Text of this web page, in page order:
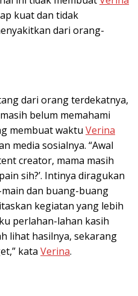
kuat dan tidak
dari orang-
dari orang terdekatnya,
belum memahami
membuat waktu Verina
media sosialnya. “Awal
creator, mama masih
sih?’. Intinya diragukan
dan buang-buang
kegiatan yang lebih
perlahan-lahan kasih
lihat hasilnya, sekarang
kata Verina.